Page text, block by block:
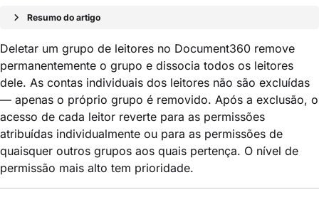
Resumo do artigo
Deletar um grupo de leitores no Document360 remove
permanentemente o grupo e dissocia todos os leitores
dele. As contas individuais dos leitores não são excluídas
— apenas o próprio grupo é removido. Após a exclusão, o
acesso de cada leitor reverte para as permissões
atribuídas individualmente ou para as permissões de
quaisquer outros grupos aos quais pertença. O nível de
permissão mais alto tem prioridade.